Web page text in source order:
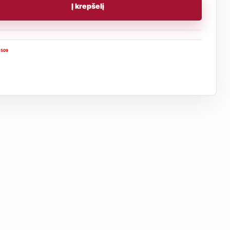
Į krepšelį